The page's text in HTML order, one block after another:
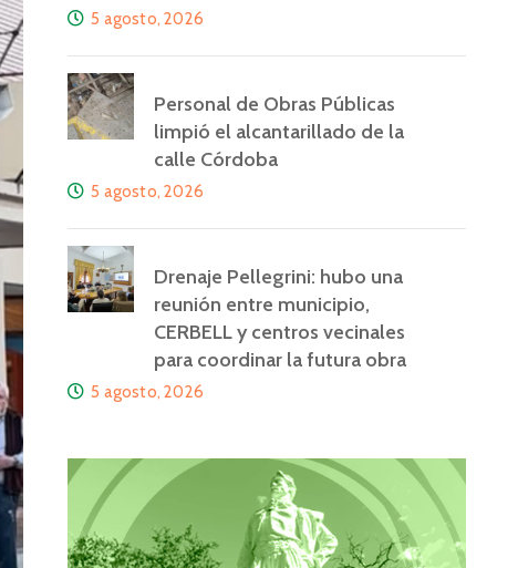
5 agosto, 2026
Personal de Obras Públicas
limpió el alcantarillado de la
calle Córdoba
5 agosto, 2026
Drenaje Pellegrini: hubo una
reunión entre municipio,
CERBELL y centros vecinales
para coordinar la futura obra
5 agosto, 2026